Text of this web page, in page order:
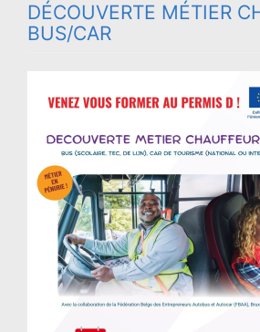
DÉCOUVERTE MÉTIER
BUS/CAR